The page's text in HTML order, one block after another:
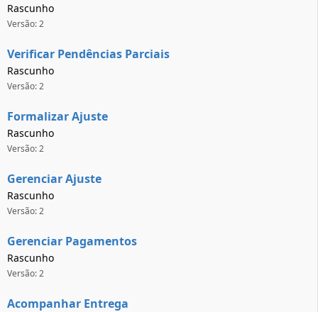
Rascunho
Versão: 2
Verificar Pendências Parciais
Rascunho
Versão: 2
Formalizar Ajuste
Rascunho
Versão: 2
Gerenciar Ajuste
Rascunho
Versão: 2
Gerenciar Pagamentos
Rascunho
Versão: 2
Acompanhar Entrega